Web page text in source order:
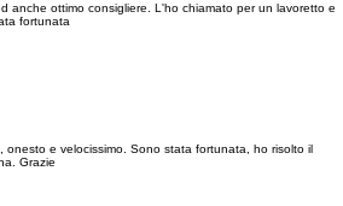
anche ottimo consigliere. L'ho chiamato per un lavoretto e
fortunata
onesto e velocissimo. Sono stata fortunata, ho risolto il
Grazie